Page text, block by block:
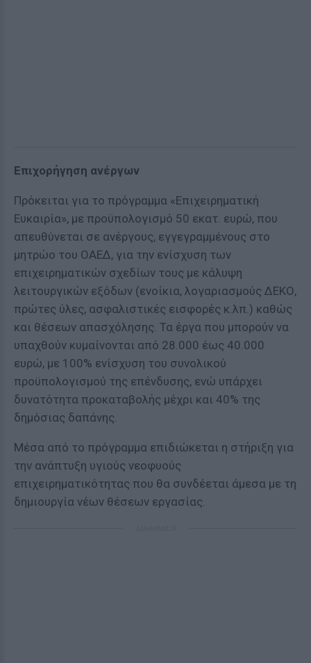
Επιχορήγηση ανέργων
Πρόκειται για το πρόγραμμα «Επιχειρηματική
Ευκαιρία», με προϋπολογισμό 50 εκατ. ευρώ, που
απευθύνεται σε ανέργους, εγγεγραμμένους στο
μητρώο του ΟΑΕΔ, για την ενίσχυση των
επιχειρηματικών σχεδίων τους με κάλυψη
λειτουργικών εξόδων (ενοίκια, λογαριασμούς ΔΕΚΟ,
πρώτες ύλες, ασφαλιστικές εισφορές κ.λπ.) καθώς
και θέσεων απασχόλησης. Τα έργα που μπορούν να
υπαχθούν κυμαίνονται από 28.000 έως 40.000
ευρώ, με 100% ενίσχυση του συνολικού
προϋπολογισμού της επένδυσης, ενώ υπάρχει
δυνατότητα προκαταβολής μέχρι και 40% της
δημόσιας δαπάνης.
Μέσα από το πρόγραμμα επιδιώκεται η στήριξη για
την ανάπτυξη υγιούς νεοφυούς
επιχειρηματικότητας που θα συνδέεται άμεσα με τη
δημιουργία νέων θέσεων εργασίας.